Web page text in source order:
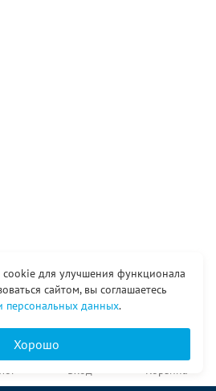
cookie для улучшения функционала
сайтом, вы соглашаетесь
персональных данных.
Хорошо